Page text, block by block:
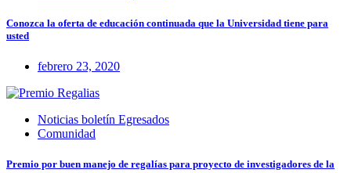
Conozca la oferta de educación continuada que la Universidad tiene para
usted
febrero 23, 2020
Noticias boletín Egresados
Comunidad
Premio por buen manejo de regalías para proyecto de investigadores de la